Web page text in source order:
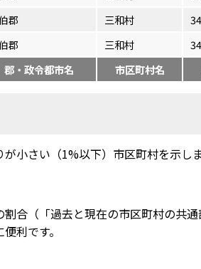
郡 三和村
郡 三和村
郡・政令都市名 市区町村名
小さい（1%以下）市区町村を示し
合（「過去と現在の市区町村の共
利です。